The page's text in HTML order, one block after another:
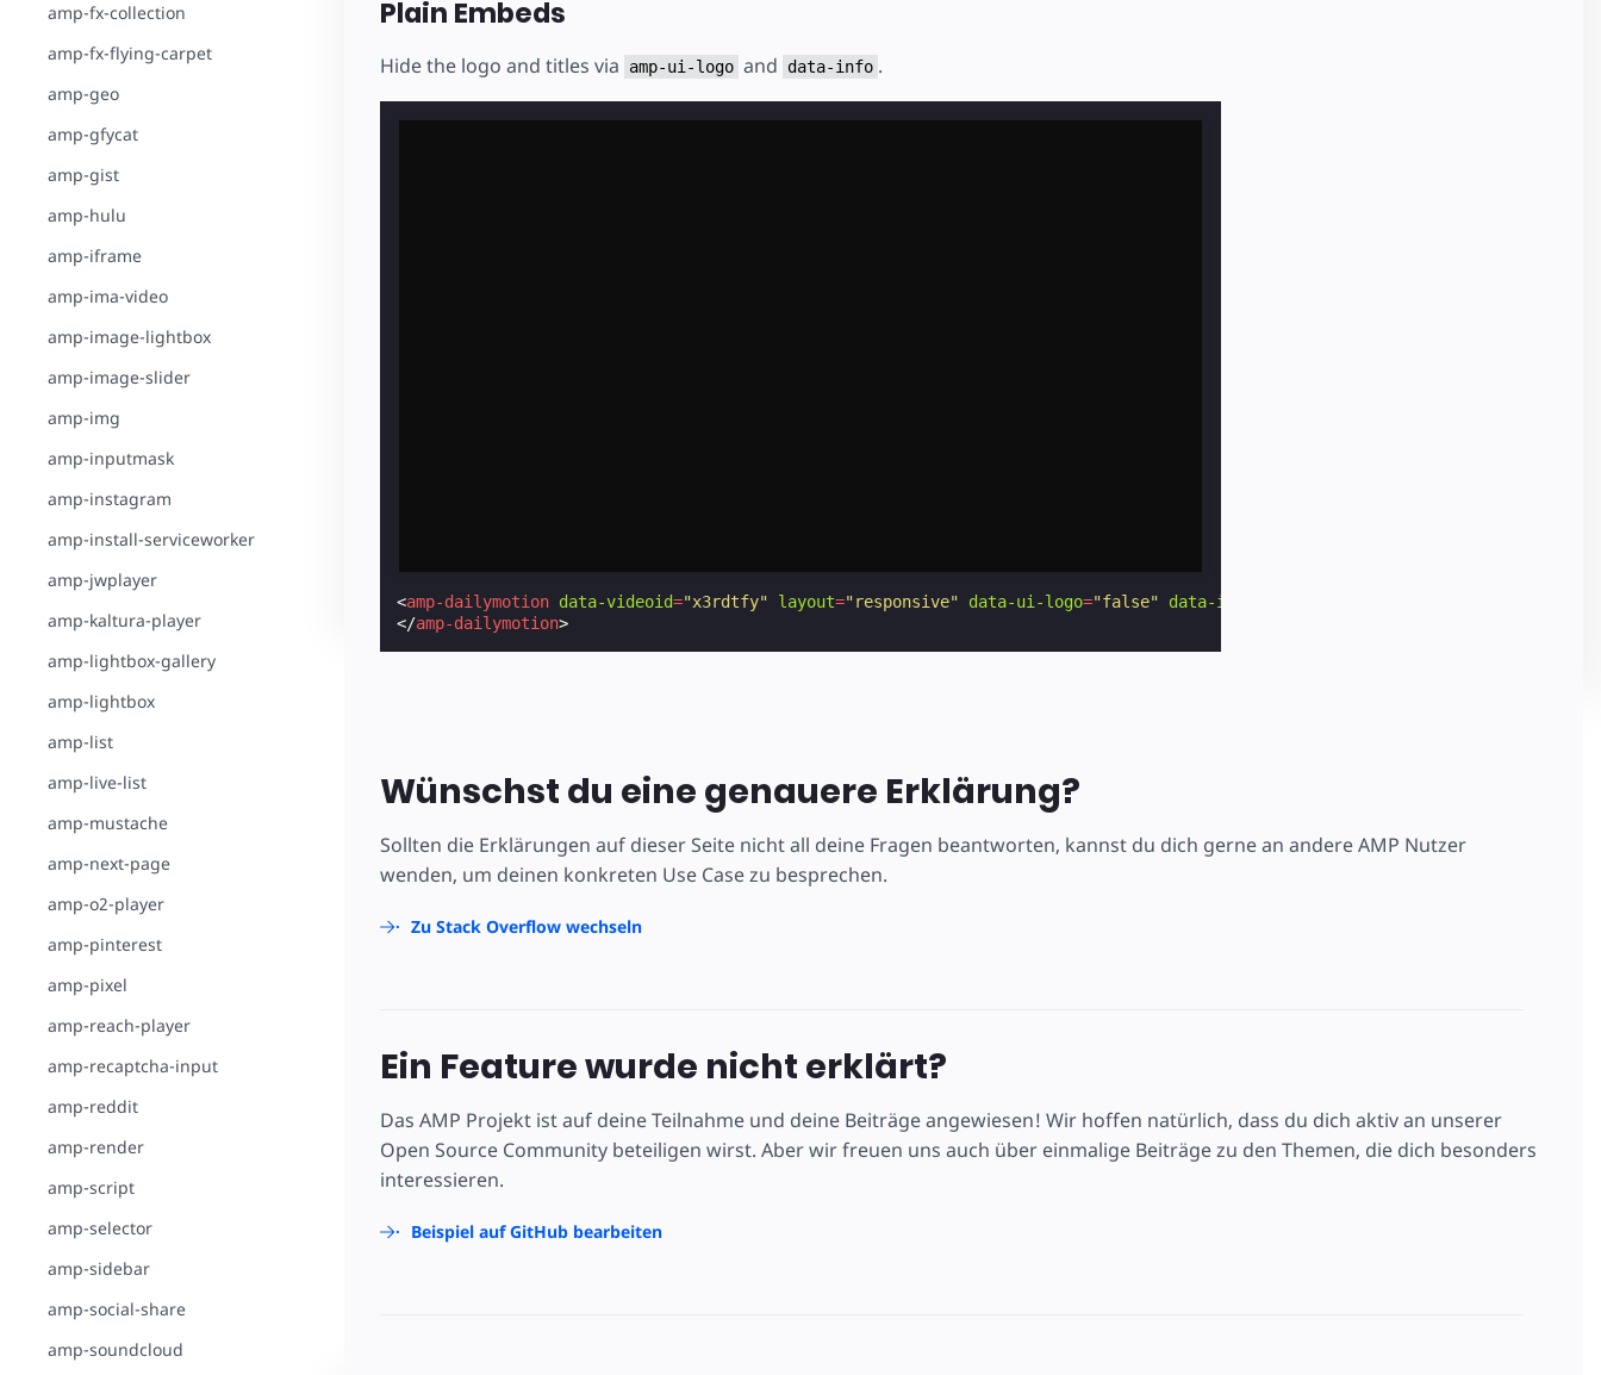
amp-fx-collection
amp-fx-flying-carpet
amp-geo
amp-gfycat
amp-gist
amp-hulu
amp-iframe
amp-ima-video
amp-image-lightbox
amp-image-slider
amp-img
amp-inputmask
amp-instagram
amp-install-serviceworker
amp-jwplayer
amp-kaltura-player
amp-lightbox-gallery
amp-lightbox
amp-list
amp-live-list
amp-mustache
amp-next-page
amp-o2-player
amp-pinterest
amp-pixel
amp-reach-player
amp-recaptcha-input
amp-reddit
amp-render
amp-script
amp-selector
amp-sidebar
amp-social-share
amp-soundcloud
Plain Embeds
Hide the logo and titles via amp-ui-logo and data-info .
<amp-dailymotion data-videoid="x3rdtfy" layout="responsive" data-ui-logo="false" data-info
</amp-dailymotion>
Wünschst du eine genauere Erklärung?
Sollten die Erklärungen auf dieser Seite nicht all deine Fragen beantworten, kannst du dich gerne an andere AMP Nutzer
wenden, um deinen konkreten Use Case zu besprechen.
Zu Stack Overflow wechseln
Ein Feature wurde nicht erklärt?
Das AMP Projekt ist auf deine Teilnahme und deine Beiträge angewiesen! Wir hoffen natürlich, dass du dich aktiv an unserer
Open Source Community beteiligen wirst. Aber wir freuen uns auch über einmalige Beiträge zu den Themen, die dich besonders
interessieren.
Beispiel auf GitHub bearbeiten